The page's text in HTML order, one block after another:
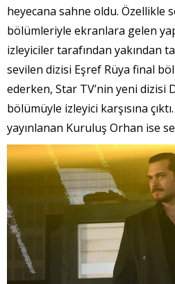
heyecana sahne oldu. Özellikle
bölümleriyle ekranlara gelen
izleyiciler tarafından yakından
sevilen dizisi Eşref Rüya final
ederken, Star TV’nin yeni dizisi
bölümüyle izleyici karşısına
yayınlanan Kuruluş Orhan ise